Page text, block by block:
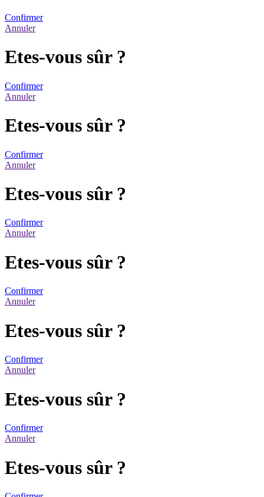
Confirmer
Annuler
Etes-vous sûr ?
Confirmer
Annuler
Etes-vous sûr ?
Confirmer
Annuler
Etes-vous sûr ?
Confirmer
Annuler
Etes-vous sûr ?
Confirmer
Annuler
Etes-vous sûr ?
Confirmer
Annuler
Etes-vous sûr ?
Confirmer
Annuler
Etes-vous sûr ?